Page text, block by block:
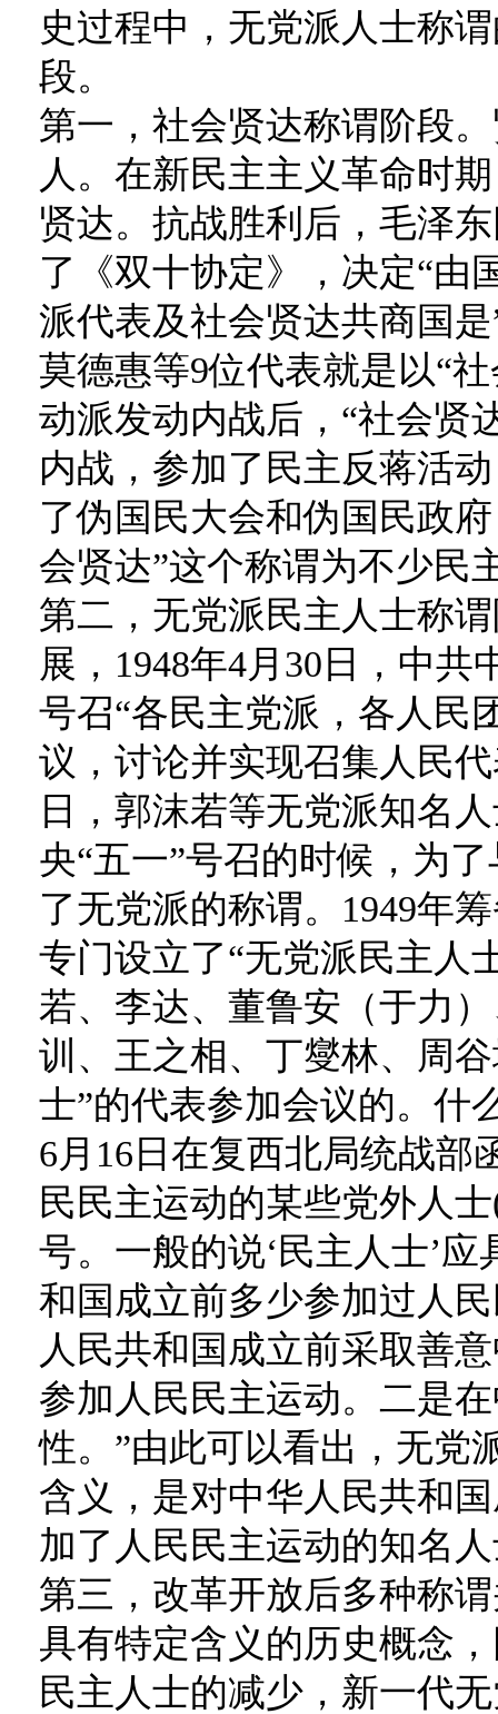
史过程中，无党派人士称
段。
第一，社会贤达称谓阶段
人。在新民主主义革命时
贤达。抗战胜利后，毛泽
了《双十协定》，决定“由
派代表及社会贤达共商国
莫德惠等9位代表就是以“
动派发动内战后，“社会贤
内战，参加了民主反蒋活
了伪国民大会和伪国民政
会贤达”这个称谓为不少民
第二，无党派民主人士称
展，1948年4月30日，中
号召“各民主党派，各人民
议，讨论并实现召集人民
日，郭沫若等无党派知名
央“五一”号召的时候，为
了无党派的称谓。1949年
专门设立了“无党派民主人
若、李达、董鲁安（于力
训、王之相、丁燮林、周
士”的代表参加会议的。什
6月16日在复西北局统战部
民民主运动的某些党外人
号。一般的说‘民主人士’
和国成立前多少参加过人
人民共和国成立前采取善
参加人民民主运动。二是
性。”由此可以看出，无党
含义，是对中华人民共和
加了人民民主运动的知名
第三，改革开放后多种称
具有特定含义的历史概念
民主人士的减少，新一代